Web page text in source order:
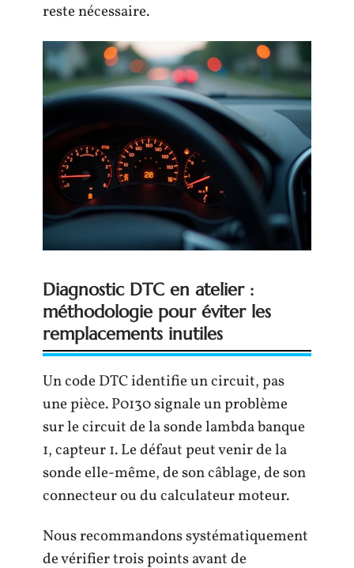
reste nécessaire.
Diagnostic DTC en atelier :
méthodologie pour éviter les
remplacements inutiles
Un code DTC identifie un circuit, pas
une pièce. P0130 signale un problème
sur le circuit de la sonde lambda banque
1, capteur 1. Le défaut peut venir de la
sonde elle-même, de son câblage, de son
connecteur ou du calculateur moteur.
Nous recommandons systématiquement
de vérifier trois points avant de